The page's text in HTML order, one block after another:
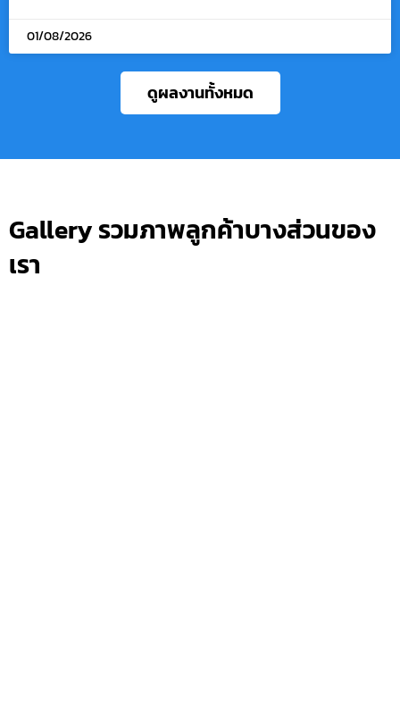
01/08/2026
ดูผลงานทั้งหมด
Gallery รวมภาพลูกค้าบางส่วนของ
เรา